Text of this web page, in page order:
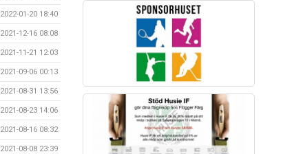
2022-01-20 18:40
2021-12-16 08:08
2021-11-21 12:03
2021-09-06 00:13
2021-08-31 13:56
2021-08-23 14:06
2021-08-16 08:32
2021-08-08 23:39